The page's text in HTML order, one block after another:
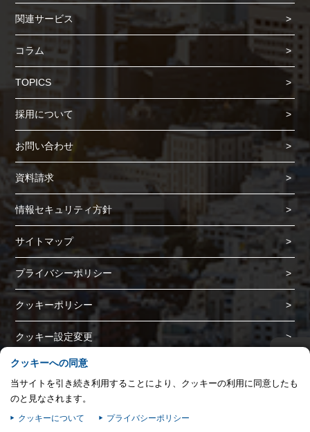
関連サービス
コラム
TOPICS
採用について
お問い合わせ
資料請求
情報セキュリティ方針
サイトマップ
プライバシーポリシー
クッキーポリシー
クッキー設定変更
クッキーへの同意
当サイトを引き続き利用することにより、クッキーの利用に同意したも
のと見なされます。
クッキーについて プライバシーポリシー
プライバシー情報
プライバシー情報
お客様が当サイトを訪れると、ブラウザに情報が保存される、またはブラウ
ザに保存された情報が取得されることがあります。情報の主な保存先は
Cookie であり、対象となるのはサイト訪問者に関する情報、サイト訪問者
による設定、デバイス情報などです。これらの情報はサイトを正常に機能さ
せる目的を中心に使われます。個人を直接特定できる情報が保存されること
は通常ありませんが、Web サイトのパーソナライズに使われることはあり
ます。鈴与シンワートではプライバシーの権利を尊重しており、一部の
Cookie については有効化を拒否できるよう配慮しています。各カテゴリを
クリックすることで、それらの Cookie に関する詳細を確認し、当サイトに
おけるデフォルト設定を変更できます。ただし、一部の Cookie を無効化し
た場合、サイトの利用やサービスの利用に影響が出る可能性があります。
細情報
不可欠な Cookie
パフォーマンス Cookie
ターゲティング Cookie